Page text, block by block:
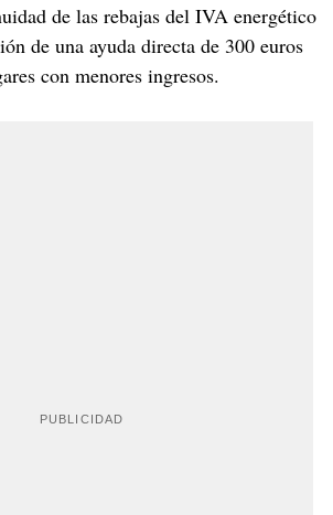
de las rebajas del IVA energético
de una ayuda directa de 300 euros
con menores ingresos.